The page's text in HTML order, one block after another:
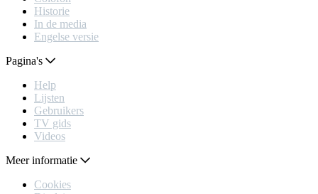
Historie
In de media
Engelse versie
Pagina's
Help
Lijsten
Gebruikers
TV gids
Videos
Meer informatie
Cookies